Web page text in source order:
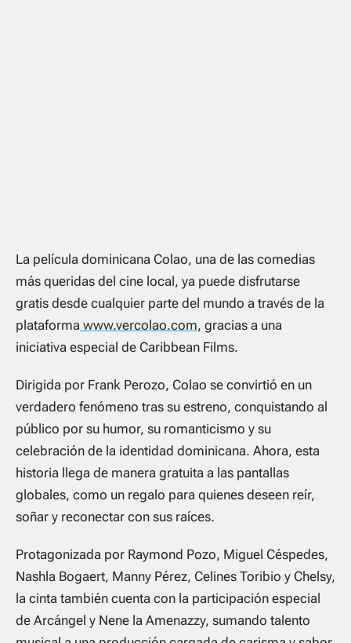
La película dominicana Colao, una de las comedias
más queridas del cine local, ya puede disfrutarse
gratis desde cualquier parte del mundo a través de la
plataforma www.vercolao.com, gracias a una
iniciativa especial de Caribbean Films.
Dirigida por Frank Perozo, Colao se convirtió en un
verdadero fenómeno tras su estreno, conquistando al
público por su humor, su romanticismo y su
celebración de la identidad dominicana. Ahora, esta
historia llega de manera gratuita a las pantallas
globales, como un regalo para quienes deseen reír,
soñar y reconectar con sus raíces.
Protagonizada por Raymond Pozo, Miguel Céspedes,
Nashla Bogaert, Manny Pérez, Celines Toribio y Chelsy,
la cinta también cuenta con la participación especial
de Arcángel y Nene la Amenazzy, sumando talento